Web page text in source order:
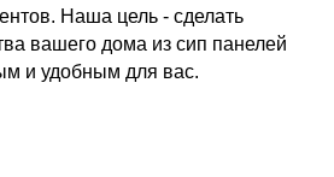
Наша цель - сделать
вашего дома из сип панелей
и удобным для вас.